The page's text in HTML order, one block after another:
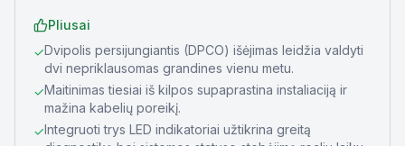
Pliusai
✓Dvipolis persijungiantis (DPCO) išėjimas leidžia valdyti
dvi nepriklausomas grandines vienu metu.
✓Maitinimas tiesiai iš kilpos supaprastina instaliaciją ir
mažina kabelių poreikį.
✓Integruoti trys LED indikatoriai užtikrina greitą